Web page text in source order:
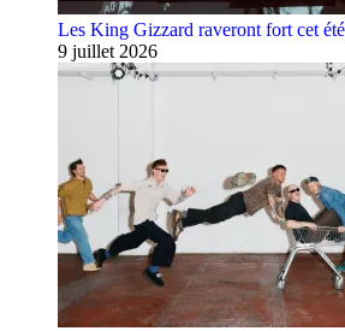
Les King Gizzard raveront fort cet été
9 juillet 2026